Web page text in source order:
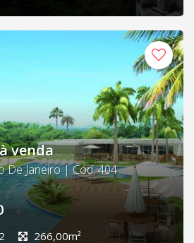
venda
De Janeiro | Cód. 404
2 266,00m²